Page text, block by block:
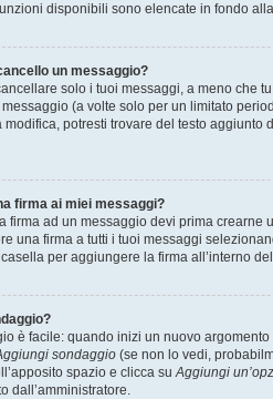
disponibili sono elencate in fondo
un messaggio?
solo i tuoi messaggi, a meno che
(a volte solo per un limitato
modifica, potresti trovare del testo
firma ai miei messaggi?
firma ad un messaggio devi prima
una firma a tutti i tuoi messaggi
per aggiungere la firma all’interno
è facile: quando inizi un nuovo
sondaggio (se non lo vedi,
spazio e clicca suAggiungi
dall’amministratore.